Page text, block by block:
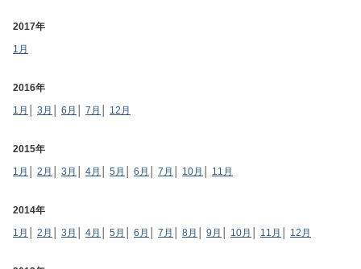
2017年
1月
2016年
1月
3月 6月 7月 12月
2015年
1月
2月 3月 4月 5月 6月 7月 10月 11月
2014年
1月
2月 3月 4月 5月 6月 7月 8月 9月 10月 11月 12月